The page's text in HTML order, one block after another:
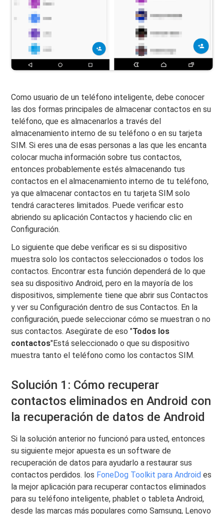
Como usuario de un teléfono inteligente, debe conocer
las dos formas principales de almacenar contactos en su
teléfono, que es almacenarlos a través del
almacenamiento interno de su teléfono o en su tarjeta
SIM. Si eres una de esas personas a las que les encanta
colocar mucha información sobre tus contactos,
entonces probablemente estés almacenando tus
contactos en el almacenamiento interno de tu teléfono,
ya que almacenar contactos en tu tarjeta SIM solo
tendrá caracteres limitados. Puede verificar esto
abriendo su aplicación Contactos y haciendo clic en
Configuración.
Lo siguiente que debe verificar es si su dispositivo
muestra solo los contactos seleccionados o todos los
contactos. Encontrar esta función dependerá de lo que
sea su dispositivo Android, pero en la mayoría de los
dispositivos, simplemente tiene que abrir sus Contactos
y ver su Configuración dentro de sus Contactos. En la
configuración, puede seleccionar cómo se muestran o no
sus contactos. Asegúrate de eso "Todos los
contactos"Está seleccionado o que su dispositivo
muestra tanto el teléfono como los contactos SIM.
Solución 1: Cómo recuperar
contactos eliminados en Android con
la recuperación de datos de Android
Si la solución anterior no funcionó para usted, entonces
su siguiente mejor apuesta es un software de
recuperación de datos para ayudarlo a restaurar sus
contactos perdidos. los FoneDog Toolkit para Android es
la mejor aplicación para recuperar contactos eliminados
para su teléfono inteligente, phablet o tableta Android,
desde las marcas más populares como Samsung, Lenovo